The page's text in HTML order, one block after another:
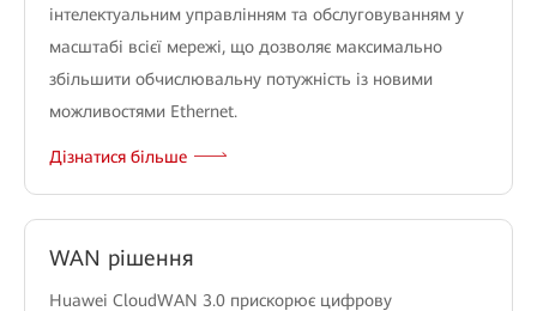
інтелектуальним управлінням та обслуговуванням у
масштабі всієї мережі, що дозволяє максимально
збільшити обчислювальну потужність із новими
можливостями Ethernet.
Дізнатися більше
WAN рішення
Huawei CloudWAN 3.0 прискорює цифрову